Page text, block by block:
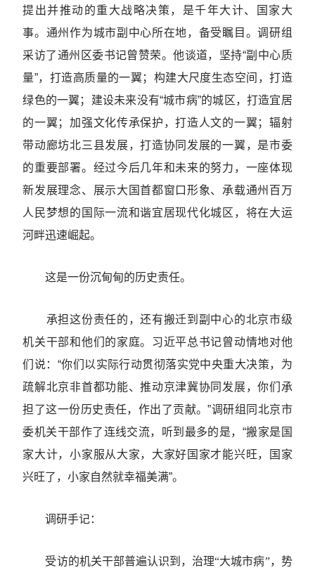
提出并推动的重大战略决策，是千年大计、国家大
事。通州作为城市副中心所在地，备受瞩目。调研组
采访了通州区委书记曾赞荣。他谈道，坚持“副中心质
量”，打造高质量的一翼；构建大尺度生态空间，打造
绿色的一翼；建设未来没有“城市病”的城区，打造宜居
的一翼；加强文化传承保护，打造人文的一翼；辐射
带动廊坊北三县发展，打造协同发展的一翼，是市委
的重要部署。经过今后几年和未来的努力，一座体现
新发展理念、展示大国首都窗口形象、承载通州百万
人民梦想的国际一流和谐宜居现代化城区，将在大运
河畔迅速崛起。
这是一份沉甸甸的历史责任。
承担这份责任的，还有搬迁到副中心的北京市级
机关干部和他们的家庭。习近平总书记曾动情地对他
们说：“你们以实际行动贯彻落实党中央重大决策，为
疏解北京非首都功能、推动京津冀协同发展，你们承
担了这一份历史责任，作出了贡献。”调研组同北京市
委机关干部作了连线交流，听到最多的是，“搬家是国
家大计，小家服从大家，大家好国家才能兴旺，国家
兴旺了，小家自然就幸福美满”。
调研手记：
受访的机关干部普遍认识到，治理“大城市病”，势